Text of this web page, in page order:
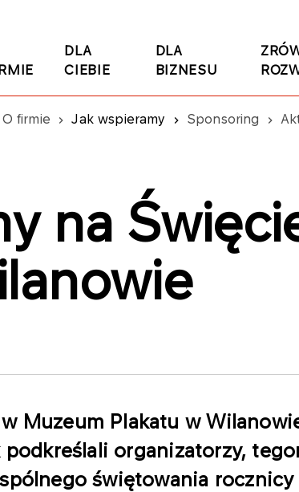
DLA
CIEBIE
DLA
BIZNESU
O firmie Jak wspieramy Sponsoring
na
Muzeum Plakatu w
podkreślali organizatorzy,
świętowania